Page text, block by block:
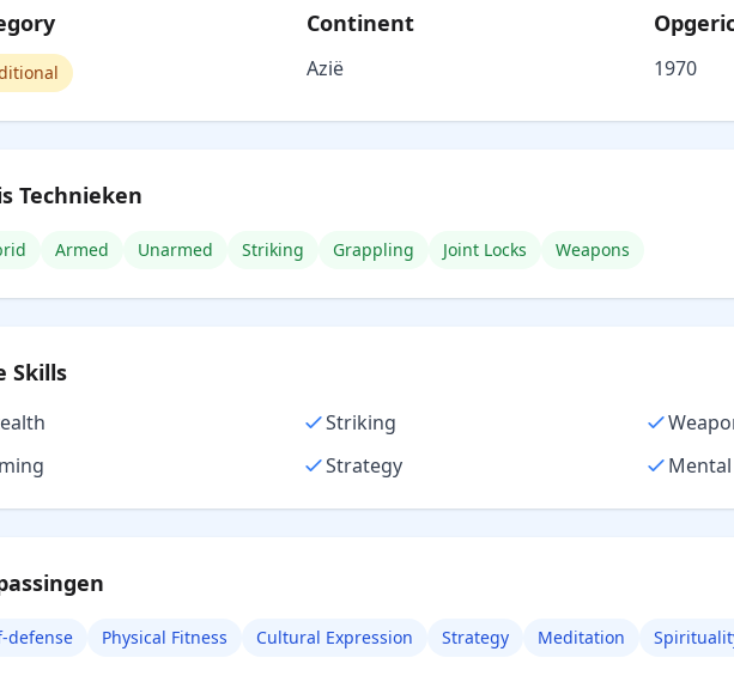
Continent
Azië 1970
Technieken
Armed Unarmed Striking Grappling Joint Locks Weapons
Skills
Striking
Strategy
defense Physical Fitness Cultural Expression Strategy Meditation